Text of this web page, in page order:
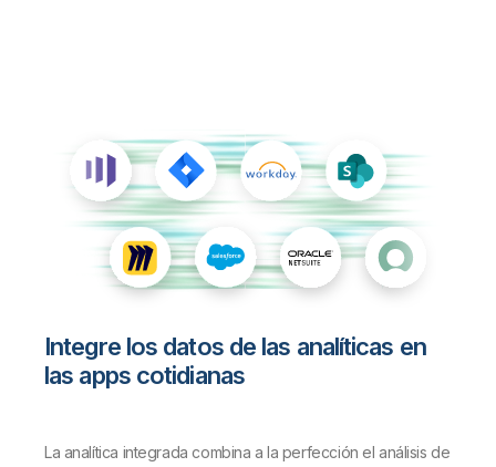
Integre los datos de las analíticas en
las apps cotidianas
La analítica integrada combina a la perfección el análisis de